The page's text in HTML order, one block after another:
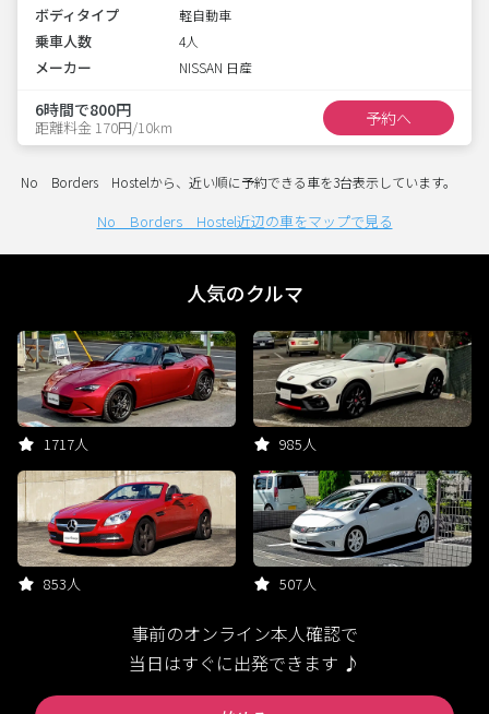
ボディタイプ 軽自動車
乗車人数 4人
メーカー NISSAN 日産
6時間で800円
距離料金 170円/10km 予約へ
No Borders Hostelから、近い順に予約できる車を3台表示しています。
No Borders Hostel近辺の車をマップで見る
人気のクルマ
1717人 985人
853人 507人
事前のオンライン本人確認で
当日はすぐに出発できます ♪